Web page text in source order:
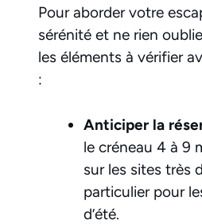
Pour aborder votre
sérénité et ne rien
les éléments à vérifier
:
Anticiper la
le créneau 4 à 9
sur les sites très
particulier pour
d’été.